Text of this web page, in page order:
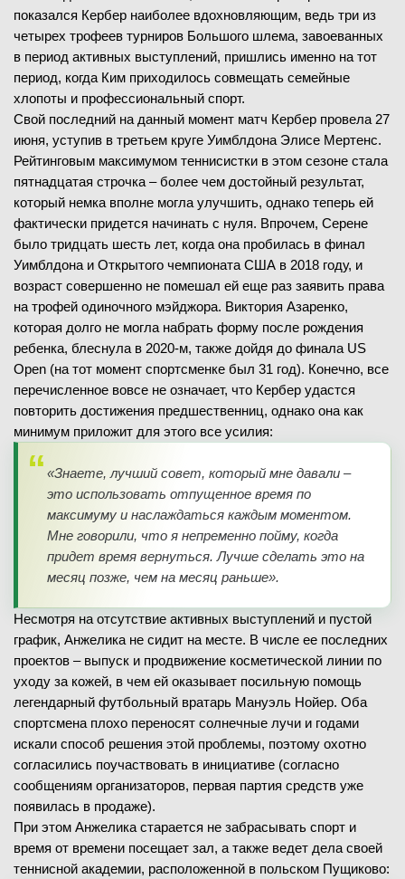
показался Кербер наиболее вдохновляющим, ведь три из
четырех трофеев турниров Большого шлема, завоеванных
в период активных выступлений, пришлись именно на тот
период, когда Ким приходилось совмещать семейные
хлопоты и профессиональный спорт.
Свой последний на данный момент матч Кербер провела 27
июня, уступив в третьем круге Уимблдона Элисе Мертенс.
Рейтинговым максимумом теннисистки в этом сезоне стала
пятнадцатая строчка – более чем достойный результат,
который немка вполне могла улучшить, однако теперь ей
фактически придется начинать с нуля. Впрочем, Серене
было тридцать шесть лет, когда она пробилась в финал
Уимблдона и Открытого чемпионата США в 2018 году, и
возраст совершенно не помешал ей еще раз заявить права
на трофей одиночного мэйджора. Виктория Азаренко,
которая долго не могла набрать форму после рождения
ребенка, блеснула в 2020-м, также дойдя до финала US
Open (на тот момент спортсменке был 31 год). Конечно, все
перечисленное вовсе не означает, что Кербер удастся
повторить достижения предшественниц, однако она как
минимум приложит для этого все усилия:
«Знаете, лучший совет, который мне давали –
это использовать отпущенное время по
максимуму и наслаждаться каждым моментом.
Мне говорили, что я непременно пойму, когда
придет время вернуться. Лучше сделать это на
месяц позже, чем на месяц раньше».
Несмотря на отсутствие активных выступлений и пустой
график, Анжелика не сидит на месте. В числе ее последних
проектов – выпуск и продвижение косметической линии по
уходу за кожей, в чем ей оказывает посильную помощь
легендарный футбольный вратарь Мануэль Нойер. Оба
спортсмена плохо переносят солнечные лучи и годами
искали способ решения этой проблемы, поэтому охотно
согласились поучаствовать в инициативе (согласно
сообщениям организаторов, первая партия средств уже
появилась в продаже).
При этом Анжелика старается не забрасывать спорт и
время от времени посещает зал, а также ведет дела своей
теннисной академии, расположенной в польском Пущиково: